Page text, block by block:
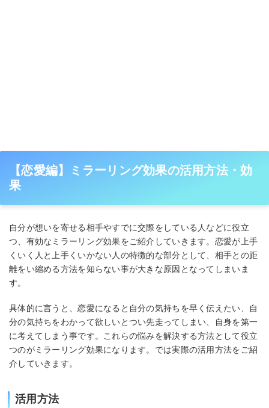
【恋愛編】ミラーリング効果の活用方法・効
果
自分が想いを寄せる相手やすでに交際をしている人などに役立
つ、有効なミラーリング効果をご紹介していきます。恋愛が上手
くいく人と上手くいかない人の特徴的な部分として、相手との距
離をい縮める方法を知らない事が大きな原因となってしまいま
す。
具体的に言うと、恋愛になると自分の気持ちを早く伝えたい、自
分の気持ちをわかって欲しいとつい先走ってしまい、自身を第一
に考えてしまう事です。これらの悩みを解決する方法として役立
つのがミラーリング効果になります。では実際の活用方法をご紹
介していきます。
活用方法